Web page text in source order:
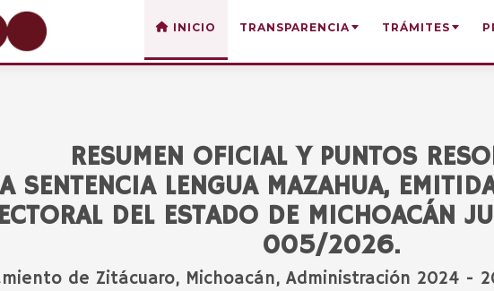
INICIO TRANSPARENCIA TRÁMITES
RESUMEN OFICIAL Y PUNTOS
SENTENCIA LENGUA MAZAHUA,
DEL ESTADO DE MICHOACÁN
005/2026.
de Zitácuaro, Michoacán, Administración 2024 -